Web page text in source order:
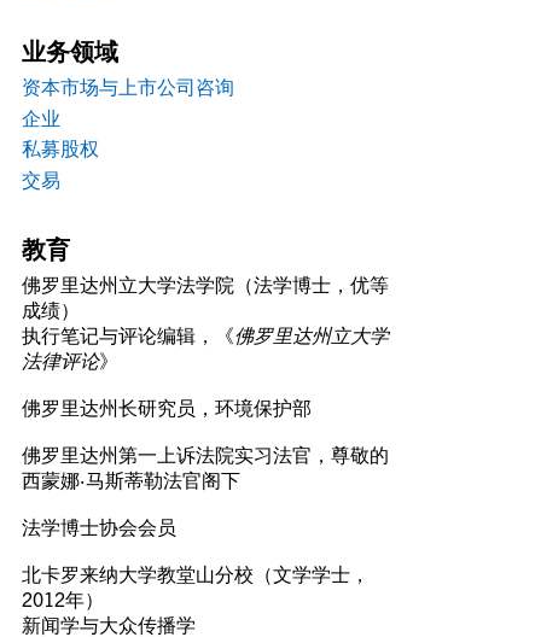
业务领域
资本市场与上市公司咨询
企业
私募股权
交易
教育
佛罗里达州立大学法学院（法学博士，优等
成绩）
执行笔记与评论编辑，《佛罗里达州立大学
法律评论》
佛罗里达州长研究员，环境保护部
佛罗里达州第一上诉法院实习法官，尊敬的
西蒙娜·马斯蒂勒法官阁下
法学博士协会会员
北卡罗来纳大学教堂山分校（文学学士，
2012年）
新闻学与大众传播学